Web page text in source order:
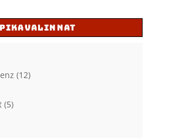
PIKAVALINNAT
(12)
(5)